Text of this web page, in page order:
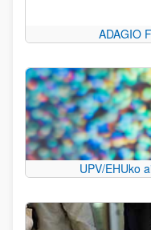
ADAGIO
UPV/EHUko